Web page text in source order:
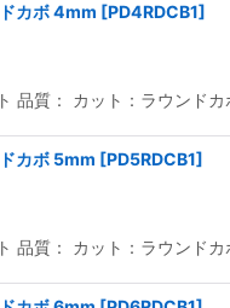
カボ 4mm [PD4RDCB1]
品質： カット：ラウンド
カボ 5mm [PD5RDCB1]
品質： カット：ラウンド